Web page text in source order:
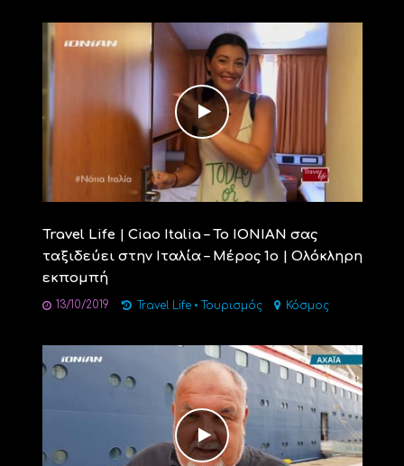
Travel Life | Ciao Italia – Το ΙΟΝΙΑΝ σας
ταξιδεύει στην Ιταλία – Μέρος 1ο | Ολόκληρη
εκπομπή
13/10/2019 Travel Life • Τουρισμός Κόσμος